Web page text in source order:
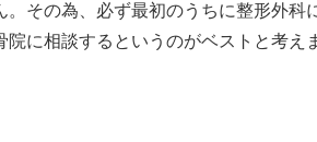
その為、必ず最初のうちに整形外科
に相談するというのがベストと考え